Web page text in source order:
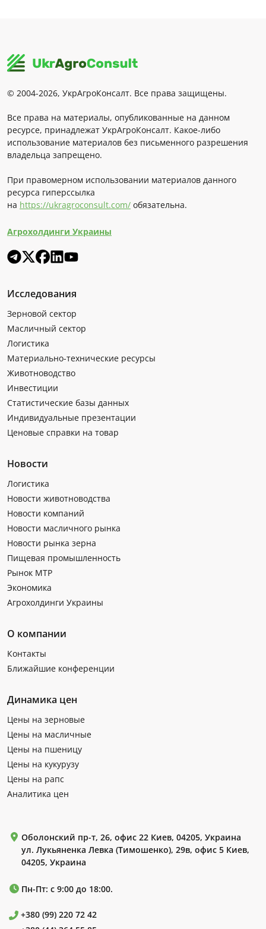
© 2004-2026, УкрАгроКонсалт. Все права защищены.
Все права на материалы, опубликованные на данном
ресурсе, принадлежат УкрАгроКонсалт. Какое-либо
использование материалов без письменного разрешения
владельца запрещено.
При правомерном использовании материалов данного
ресурса гиперссылка
на https://ukragroconsult.com/ обязательна.
Агрохолдинги Украины
Исследования
Зерновой сектор
Масличный сектор
Логистика
Материально-технические ресурсы
Животноводство
Инвестиции
Статистические базы данных
Индивидуальные презентации
Ценовые справки на товар
Новости
Логистика
Новости животноводства
Новости компаний
Новости масличного рынка
Новости рынка зерна
Пищевая промышленность
Рынок МТР
Экономика
Агрохолдинги Украины
О компании
Контакты
Ближайшие конференции
Динамика цен
Цены на зерновые
Цены на масличные
Цены на пшеницу
Цены на кукурузу
Цены на рапс
Аналитика цен
Оболонский пр-т, 26, офис 22 Киев, 04205, Украина
ул. Лукьяненка Левка (Тимошенко), 29в, офис 5 Киев,
04205, Украина
Пн-Пт: с 9:00 до 18:00.
+380 (99) 220 72 42